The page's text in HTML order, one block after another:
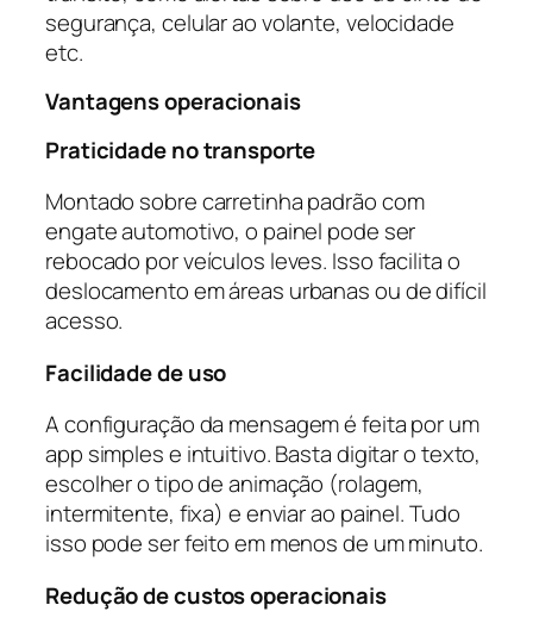
segurança, celular ao volante, velocidade
etc.
Vantagens operacionais
Praticidade no transporte
Montado sobre carretinha padrão com
engate automotivo, o painel pode ser
rebocado por veículos leves. Isso facilita o
deslocamento em áreas urbanas ou de difícil
acesso.
Facilidade de uso
A configuração da mensagem é feita por um
app simples e intuitivo. Basta digitar o texto,
escolher o tipo de animação (rolagem,
intermitente, fixa) e enviar ao painel. Tudo
isso pode ser feito em menos de um minuto.
Redução de custos operacionais